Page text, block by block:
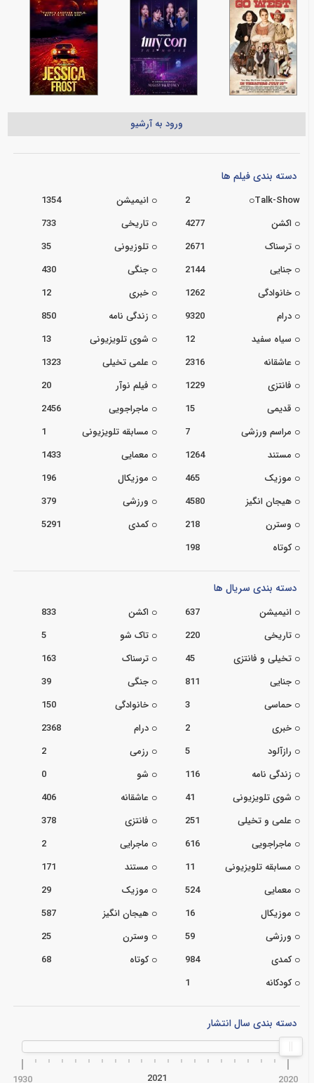
ورود به آرشیو
دسته بندی فیلم ها
Talk-Show
2 انیمیشن
1354
اکشن
4277 تاریخی
733
ترسناک
2671 تلوزیونی
35
جنایی
2144 جنگی
430
خانوادگی
1262 خبری
12
درام
9320 زندگی نامه
850
سیاه سفید
12 شوی تلویزیونی
13
عاشقانه
2316 علمی تخیلی
1323
فانتزی
1229 فیلم نوآر
20
قدیمی
15 ماجراجویی
2456
مراسم ورزشی
7 مسابقه تلویزیونی
1
مستند
1264 معمایی
1433
موزیک
465 موزیکال
196
هیجان انگیز
4580 ورزشی
379
وسترن
218 کمدی
5291
کوتاه
198
دسته بندی سریال ها
انیمیشن 637 اکشن
833
تاریخی
220 تاک شو
5
تخیلی و فانتزی
45 ترسناک
163
جنایی
811 جنگی
39
حماسی
3 خانوادگی
150
خبری
2 درام
2368
رازآلود
5 رزمی
2
زندگی نامه
116 شو
0
شوی تلویزیونی
41 عاشقانه
406
علمی و تخیلی
251 فانتزی
378
ماجراجویی
616 ماجرایی
2
مسابقه تلویزیونی
11 مستند
171
معمایی
524 موزیک
29
موزیکال
16 هیجان انگیز
587
ورزشی
59 وسترن
25
کمدی
984 کوتاه
68
کودکانه
1
دسته بندی سال انتشار
1930 2020
2021